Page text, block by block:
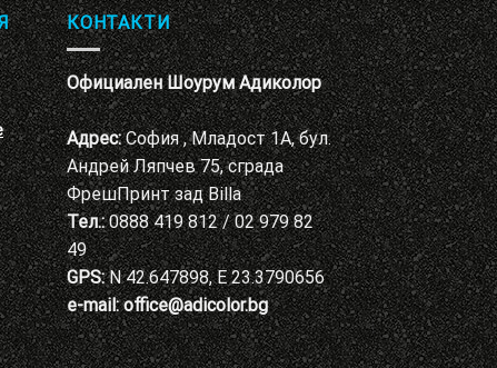
КОНТАКТИ
Официален Шоурум Адиколор
Адрес:София , Младост 1А, бул.
Андрей Ляпчев 75, сграда
ФрешПринт зад Billa
Тел.:0888 419 812 / 02 979 82
49
GPS:N 42.647898, E 23.3790656
e-mail: office@adicolor.bg